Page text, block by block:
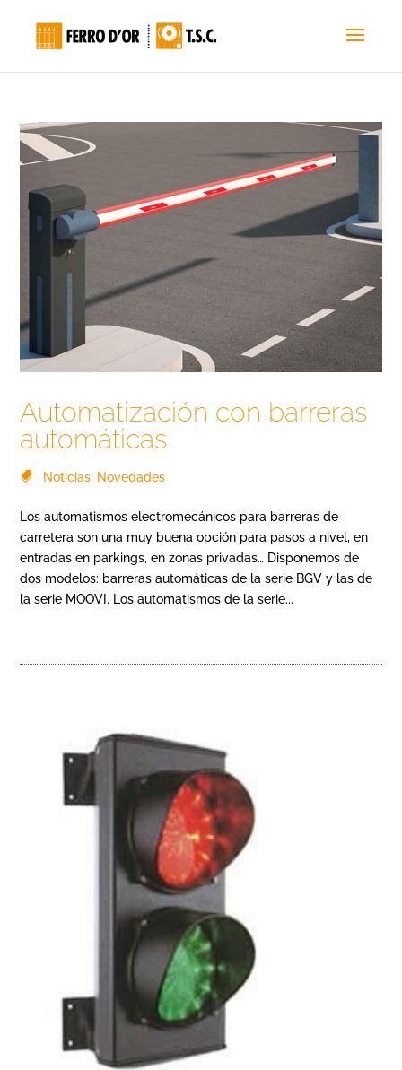
Automatización con barreras
automáticas
Noticias, Novedades
Los automatismos electromecánicos para barreras de
carretera son una muy buena opción para pasos a nivel, en
entradas en parkings, en zonas privadas… Disponemos de
dos modelos: barreras automáticas de la serie BGV y las de
la serie MOOVI. Los automatismos de la serie...